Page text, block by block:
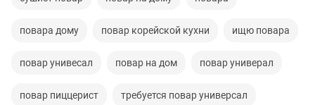
повара дому повар корейской кухни ищю повара
повар унивесал повар на дом повар универал
повар пиццерист требуется повар универсал